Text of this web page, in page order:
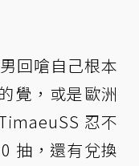
回嗆自己根本
覺，或是歐洲
忍不
抽，還有兌換